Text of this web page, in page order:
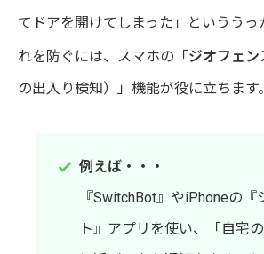
てドアを開けてしまった」といううっ
れを防ぐには、スマホの「ジオフェン
の出入り検知）」機能が役に立ちます。
例えば・・・
『SwitchBot』やiPhoneの『
ト』アプリを使い、「自宅